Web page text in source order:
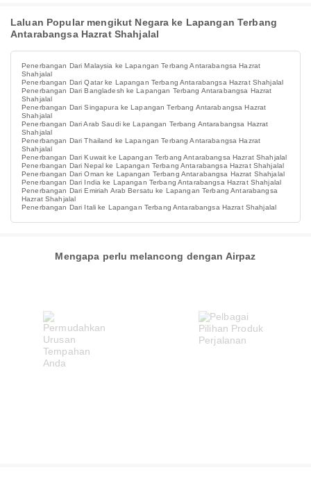
Laluan Popular mengikut Negara ke Lapangan Terbang
Antarabangsa Hazrat Shahjalal
Penerbangan Dari Malaysia ke Lapangan Terbang Antarabangsa Hazrat
Shahjalal
Penerbangan Dari Qatar ke Lapangan Terbang Antarabangsa Hazrat Shahjalal
Penerbangan Dari Bangladesh ke Lapangan Terbang Antarabangsa Hazrat
Shahjalal
Penerbangan Dari Singapura ke Lapangan Terbang Antarabangsa Hazrat
Shahjalal
Penerbangan Dari Arab Saudi ke Lapangan Terbang Antarabangsa Hazrat
Shahjalal
Penerbangan Dari Thailand ke Lapangan Terbang Antarabangsa Hazrat
Shahjalal
Penerbangan Dari Kuwait ke Lapangan Terbang Antarabangsa Hazrat Shahjalal
Penerbangan Dari Nepal ke Lapangan Terbang Antarabangsa Hazrat Shahjalal
Penerbangan Dari Oman ke Lapangan Terbang Antarabangsa Hazrat Shahjalal
Penerbangan Dari India ke Lapangan Terbang Antarabangsa Hazrat Shahjalal
Penerbangan Dari Emiriah Arab Bersatu ke Lapangan Terbang Antarabangsa
Hazrat Shahjalal
Penerbangan Dari Itali ke Lapangan Terbang Antarabangsa Hazrat Shahjalal
Mengapa perlu melancong dengan Airpaz